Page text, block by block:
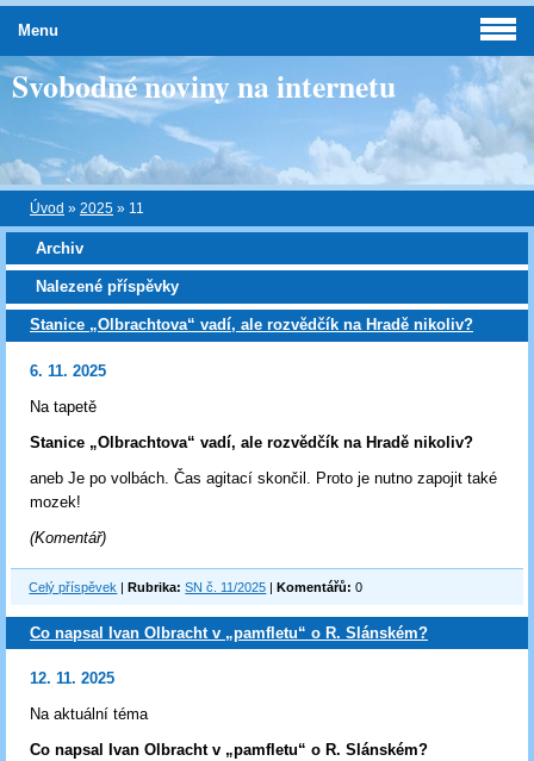
Svobodné noviny na internetu
Úvod » 2025 » 11
Archiv
Nalezené příspěvky
Stanice „Olbrachtova“ vadí, ale rozvědčík na Hradě nikoliv?
6. 11. 2025
Na tapetě
Stanice „Olbrachtova“ vadí, ale rozvědčík na Hradě nikoliv?
aneb Je po volbách. Čas agitací skončil. Proto je nutno zapojit také
mozek!
(Komentář)
Celý příspěvek |Rubrika: SN č. 11/2025 |Komentářů: 0
Co napsal Ivan Olbracht v „pamfletu“ o R. Slánském?
12. 11. 2025
Na aktuální téma
Co napsal Ivan Olbracht v „pamfletu“ o R. Slánském?
Menu